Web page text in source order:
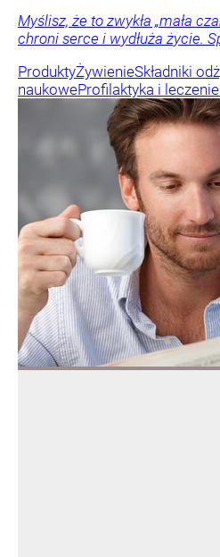
Myślisz, że to zwykła „mała
chroni serce i wydłuża życie.
ProduktyŻywienieSkładniki
naukoweProfilaktyka i leczenie